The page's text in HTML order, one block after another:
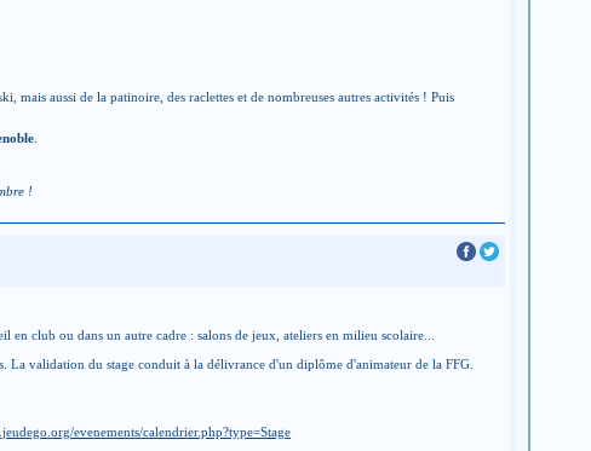
mais aussi de la patinoire, des raclettes et de nombreuses autres activités ! Puis
!
en club ou dans un autre cadre : salons de jeux, ateliers en milieu scolaire...
validation du stage conduit à la délivrance d'un diplôme d'animateur de la FFG.
evenements/calendrier.php?type=Stage